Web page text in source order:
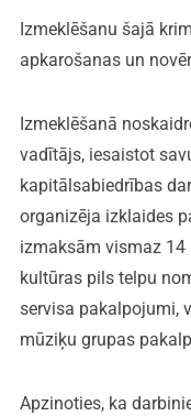
Izmeklēšanu šajā
apkarošanas un
Izmeklēšanā
vadītājs, iesaistot
kapitālsabiedrības
organizēja izklaides
izmaksām vismaz
kultūras pils telpu
servisa pakalpojumi,
mūziķu grupas
Apzinoties, ka